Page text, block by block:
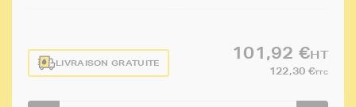
LIVRAISON GRATUITE
101,92 €HT
122,30 €TTC